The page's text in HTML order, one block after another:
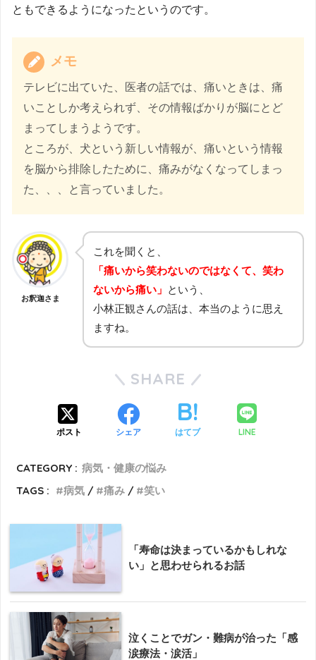
ともできるようになったというのです。
メモ
テレビに出ていた、医者の話では、痛いときは、痛
いことしか考えられず、その情報ばかりが脳にとど
まってしまうようです。
ところが、犬という新しい情報が、痛いという情報
を脳から排除したために、痛みがなくなってしまっ
た、、、と言っていました。
お釈迦さま
これを聞くと、
「痛いから笑わないのではなくて、笑わ
ないから痛い」 という、
小林正観さんの話は、本当のように思え
ますね。
SHARE
ポスト シェア はてブ LINE
CATEGORY : 病気・健康の悩み
TAGS :
病気 痛み 笑い
「寿命は決まっているかもしれな
い」と思わせられるお話
泣くことでガン・難病が治った「感
涙療法・涙活」